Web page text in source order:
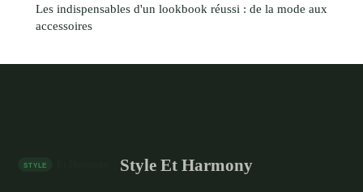
Les indispensables d'un lookbook réussi : de la mode aux
accessoires
Style Et Harmony